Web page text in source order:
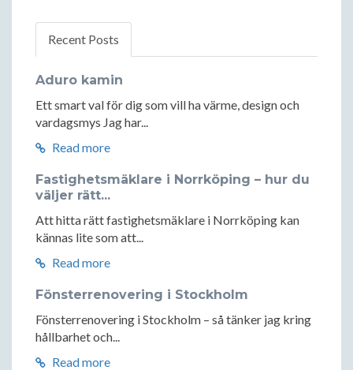
Recent Posts
Aduro kamin
Ett smart val för dig som vill ha värme, design och
vardagsmys Jag har...
Read more
Fastighetsmäklare i Norrköping – hur du
väljer rätt...
Att hitta rätt fastighetsmäklare i Norrköping kan
kännas lite som att...
Read more
Fönsterrenovering i Stockholm
Fönsterrenovering i Stockholm – så tänker jag kring
hållbarhet och...
Read more